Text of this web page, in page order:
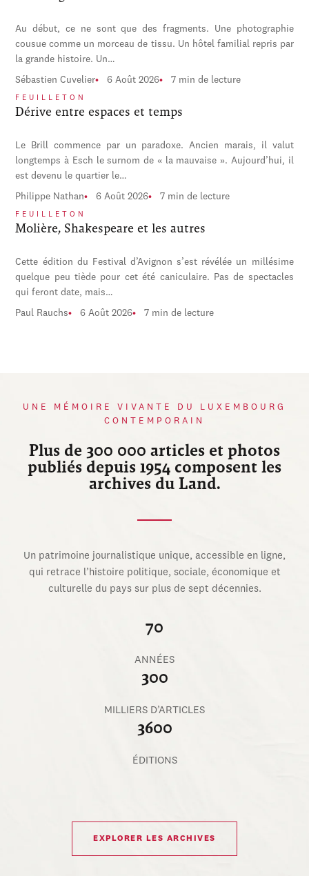
Au début, ce ne sont que des fragments. Une photographie
cousue comme un morceau de tissu. Un hôtel familial repris par
la grande histoire. Un…
Sébastien Cuvelier 6 Août 2026 7 min de lecture
FEUILLETON
Dérive entre espaces et temps
Le Brill commence par un paradoxe. Ancien marais, il valut
longtemps à Esch le surnom de « la mauvaise ». Aujourd’hui, il
est devenu le quartier le…
Philippe Nathan 6 Août 2026 7 min de lecture
FEUILLETON
Molière, Shakespeare et les autres
Cette édition du Festival d’Avignon s’est révélée un millésime
quelque peu tiède pour cet été caniculaire. Pas de spectacles
qui feront date, mais…
Paul Rauchs 6 Août 2026 7 min de lecture
UNE MÉMOIRE VIVANTE DU LUXEMBOURG
CONTEMPORAIN
Plus de 300 000 articles et photos
publiés depuis 1954 composent les
archives du Land.
Un patrimoine journalistique unique, accessible en ligne,
qui retrace l’histoire politique, sociale, économique et
culturelle du pays sur plus de sept décennies.
70
ANNÉES
300
MILLIERS D’ARTICLES
3600
ÉDITIONS
EXPLORER LES ARCHIVES